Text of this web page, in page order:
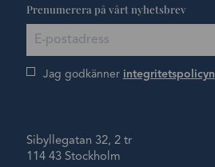
Sibyllegatan 32, 2 tr
114 43 Stockholm
Prenumerera på vårt nyhetsbrev
Jag godkänner integritetspolicyn